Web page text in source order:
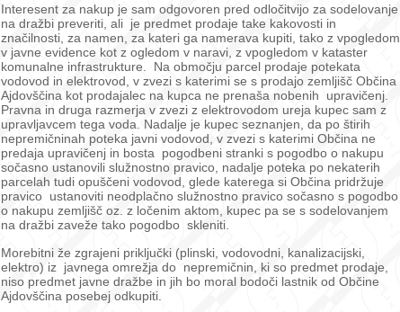
Interesent za nakup je sam odgovoren pred odločitvijo za sodelovanje
na dražbi preveriti, ali je predmet prodaje take kakovosti in
značilnosti, za namen, za kateri ga namerava kupiti, tako z vpogledom
v javne evidence kot z ogledom v naravi, z vpogledom v kataster
komunalne infrastrukture. Na območju parcel prodaje potekata
vodovod in elektrovod, v zvezi s katerimi se s prodajo zemljišč Občina
Ajdovščina kot prodajalec na kupca ne prenaša nobenih upravičenj.
Pravna in druga razmerja v zvezi z elektrovodom ureja kupec sam z
upravljavcem tega voda. Nadalje je kupec seznanjen, da po štirih
nepremičninah poteka javni vodovod, v zvezi s katerimi Občina ne
predaja upravičenj in bosta pogodbeni stranki s pogodbo o nakupu
sočasno ustanovili služnostno pravico, nadalje poteka po nekaterih
parcelah tudi opuščeni vodovod, glede katerega si Občina pridržuje
pravico ustanoviti neodplačno služnostno pravico sočasno s pogodbo
o nakupu zemljišč oz. z ločenim aktom, kupec pa se s sodelovanjem
na dražbi zaveže tako pogodbo skleniti.
Morebitni že zgrajeni priključki (plinski, vodovodni, kanalizacijski,
elektro) iz javnega omrežja do nepremičnin, ki so predmet prodaje,
niso predmet javne dražbe in jih bo moral bodoči lastnik od Občine
Ajdovščina posebej odkupiti.